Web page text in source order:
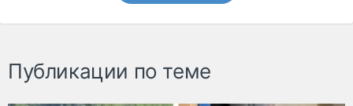
Публикации по теме